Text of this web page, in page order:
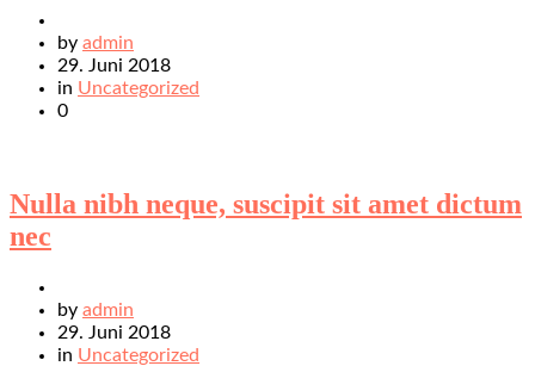
by admin
29. Juni 2018
in Uncategorized
0
Nulla nibh neque, suscipit sit amet dictum
nec
by admin
29. Juni 2018
in Uncategorized